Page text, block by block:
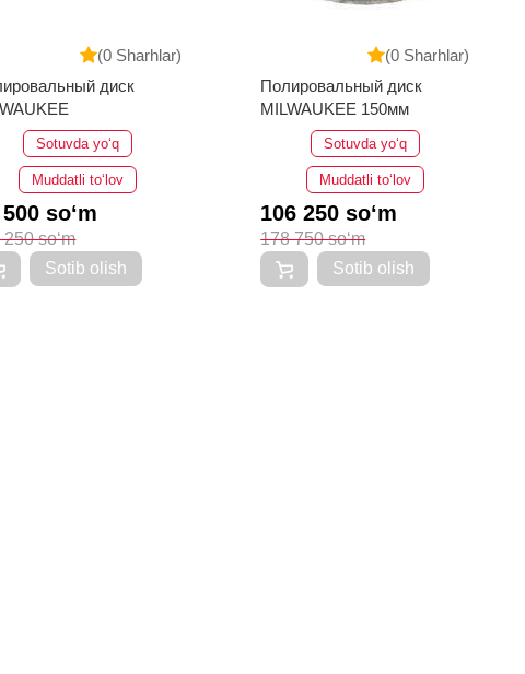
(0 Sharhlar)
диск
Sotuvda yo‘q
Muddatli to‘lov
so‘m
250 so‘m
Sotib olish
(0 Sharhlar)
Полировальный диск
MILWAUKEE 150мм
Sotuvda yo‘q
Muddatli to‘lov
106 250 so‘m
178 750 so‘m
Sotib olish